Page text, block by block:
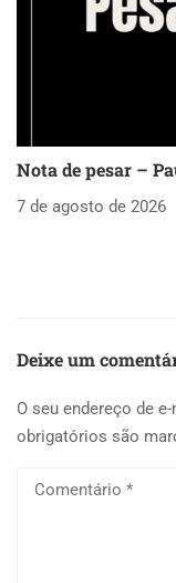
Nota de pesar –
7 de agosto de 2026
Deixe um
O seu endereço de
obrigatórios são